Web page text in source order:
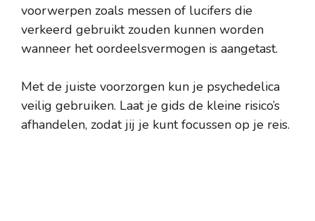
voorwerpen zoals messen of lucifers die
verkeerd gebruikt zouden kunnen worden
wanneer het oordeelsvermogen is aangetast.
Met de juiste voorzorgen kun je psychedelica
veilig gebruiken. Laat je gids de kleine risico’s
afhandelen, zodat jij je kunt focussen op je reis.